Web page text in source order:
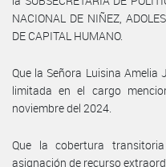
NACIONAL DE NIÑEZ,
DE CAPITAL HUMANO.
Que la Señora Luisina Amelia
limitada en el cargo
noviembre del 2024.
Que la cobertura
asignación de recurso